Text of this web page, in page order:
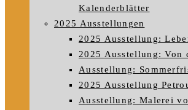
Kalenderblätter
2025 Ausstellungen
2025 Ausstellung:
2025 Ausstellung: Von
Ausstellung:
2025 Ausstellung
Ausstellung: Malerei